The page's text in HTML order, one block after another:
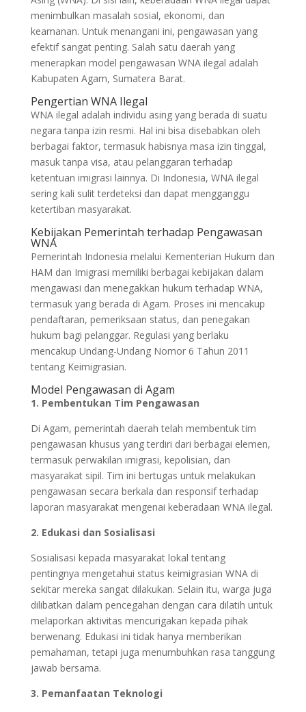
menimbulkan masalah sosial, ekonomi, dan
keamanan. Untuk menangani ini, pengawasan yang
efektif sangat penting. Salah satu daerah yang
menerapkan model pengawasan WNA ilegal adalah
Kabupaten Agam, Sumatera Barat.
Pengertian WNA Ilegal
WNA ilegal adalah individu asing yang berada di suatu
negara tanpa izin resmi. Hal ini bisa disebabkan oleh
berbagai faktor, termasuk habisnya masa izin tinggal,
masuk tanpa visa, atau pelanggaran terhadap
ketentuan imigrasi lainnya. Di Indonesia, WNA ilegal
sering kali sulit terdeteksi dan dapat mengganggu
ketertiban masyarakat.
Kebijakan Pemerintah terhadap Pengawasan
WNA
Pemerintah Indonesia melalui Kementerian Hukum dan
HAM dan Imigrasi memiliki berbagai kebijakan dalam
mengawasi dan menegakkan hukum terhadap WNA,
termasuk yang berada di Agam. Proses ini mencakup
pendaftaran, pemeriksaan status, dan penegakan
hukum bagi pelanggar. Regulasi yang berlaku
mencakup Undang-Undang Nomor 6 Tahun 2011
tentang Keimigrasian.
Model Pengawasan di Agam
1. Pembentukan Tim Pengawasan
Di Agam, pemerintah daerah telah membentuk tim
pengawasan khusus yang terdiri dari berbagai elemen,
termasuk perwakilan imigrasi, kepolisian, dan
masyarakat sipil. Tim ini bertugas untuk melakukan
pengawasan secara berkala dan responsif terhadap
laporan masyarakat mengenai keberadaan WNA ilegal.
2. Edukasi dan Sosialisasi
Sosialisasi kepada masyarakat lokal tentang
pentingnya mengetahui status keimigrasian WNA di
sekitar mereka sangat dilakukan. Selain itu, warga juga
dilibatkan dalam pencegahan dengan cara dilatih untuk
melaporkan aktivitas mencurigakan kepada pihak
berwenang. Edukasi ini tidak hanya memberikan
pemahaman, tetapi juga menumbuhkan rasa tanggung
jawab bersama.
3. Pemanfaatan Teknologi